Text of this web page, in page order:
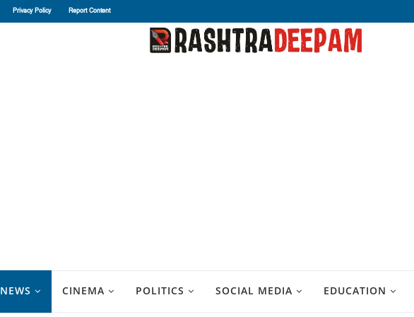
Privacy Policy Report Content
NEWS CINEMA POLITICS SOCIAL MEDIA EDUCATION